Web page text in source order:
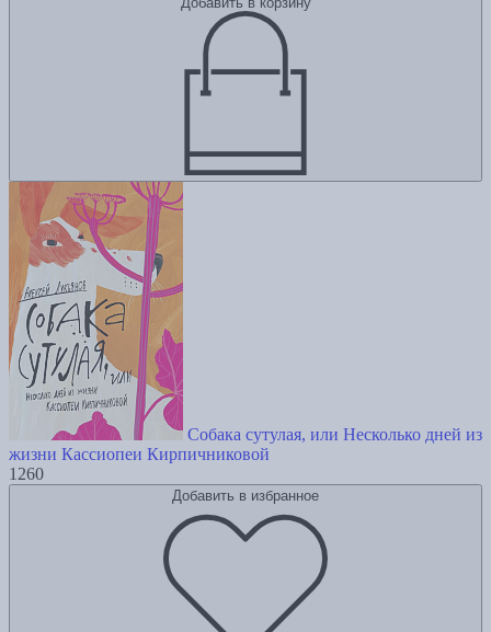
Собака сутулая, или Несколько дней из
жизни Кассиопеи Кирпичниковой
1260
Добавить в избранное